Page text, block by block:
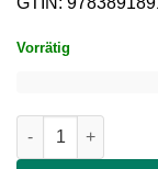
Vorrätig
Brot backen -